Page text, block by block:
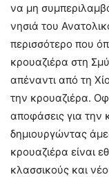
να μη
νησιά του
περισσότερο που
κρουαζιέρα στη
απέναντι από τη
την κρουαζιέρα.
αποφάσεις για την
δημιουργώντας
κρουαζιέρα είναι
κλασσικούς και